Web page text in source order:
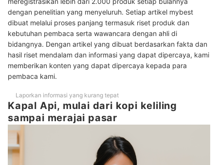
dengan penelitian yang menyeluruh. Setiap artikel mybest
dibuat melalui proses panjang termasuk riset produk dan
kebutuhan pembaca serta wawancara dengan ahli di
bidangnya. Dengan artikel yang dibuat berdasarkan fakta dan
hasil riset mendalam dan informasi yang dapat dipercaya, kami
memberikan konten yang dapat dipercaya kepada para
pembaca kami.
Laporkan informasi yang kurang tepat
Kapal Api, mulai dari kopi keliling
sampai merajai pasar